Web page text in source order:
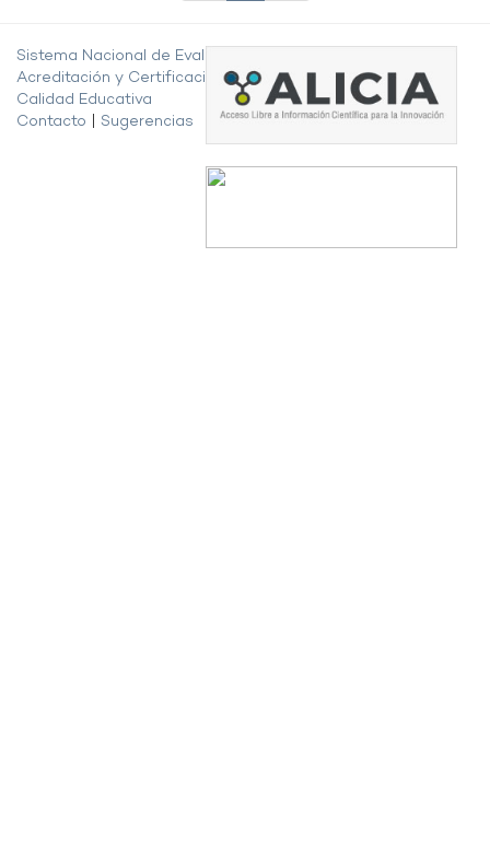
Sistema Nacional de Evaluación,
Acreditación y Certificación de la
Calidad Educativa
Contacto
Sugerencias